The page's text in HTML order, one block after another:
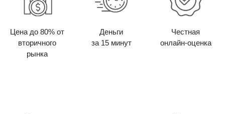
Цена до 80% от
вторичного
рынка
Деньги
за 15 минут
Честная
онлайн-оценка